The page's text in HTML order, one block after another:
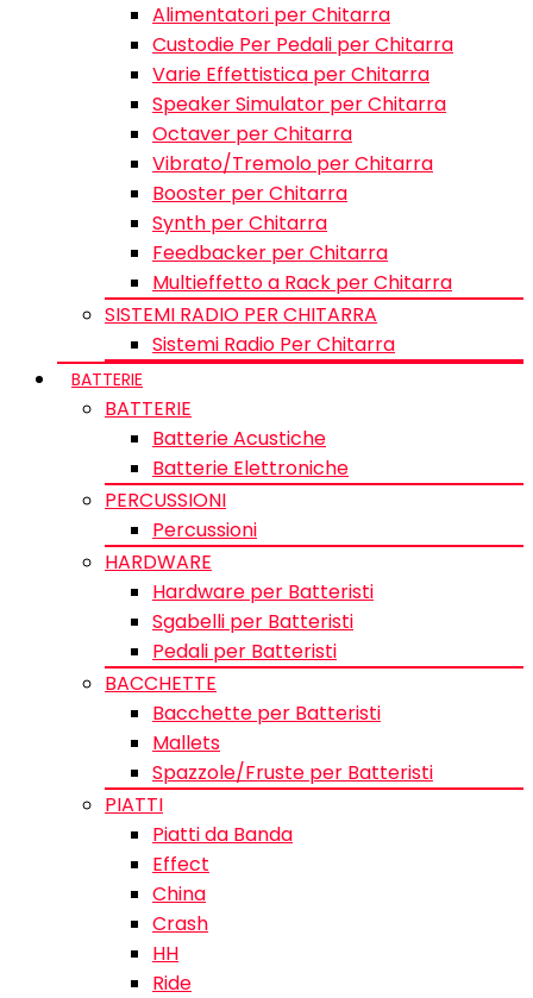
Alimentatori per Chitarra
Custodie Per Pedali per Chitarra
Varie Effettistica per Chitarra
Speaker Simulator per Chitarra
Octaver per Chitarra
Vibrato/Tremolo per Chitarra
Booster per Chitarra
Synth per Chitarra
Feedbacker per Chitarra
Multieffetto a Rack per Chitarra
SISTEMI RADIO PER CHITARRA
Sistemi Radio Per Chitarra
BATTERIE
BATTERIE
Batterie Acustiche
Batterie Elettroniche
PERCUSSIONI
Percussioni
HARDWARE
Hardware per Batteristi
Sgabelli per Batteristi
Pedali per Batteristi
BACCHETTE
Bacchette per Batteristi
Mallets
Spazzole/Fruste per Batteristi
PIATTI
Piatti da Banda
Effect
China
Crash
HH
Ride